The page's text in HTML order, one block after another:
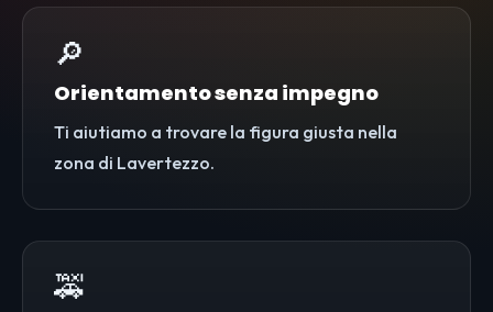
🔎
Orientamento senza impegno
Ti aiutiamo a trovare la figura giusta nella
zona di Lavertezzo.
🚕